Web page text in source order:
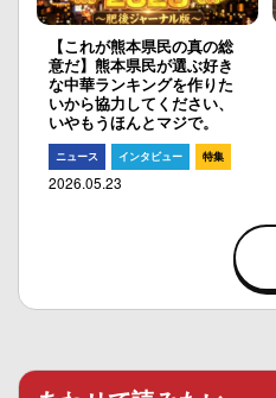
【これが熊本県民の真の総
意だ】熊本県民が選ぶ好き
な中華ランキングを作りた
いから協力してください、
いやもうほんとマジで。
ニュース インタビュー 特集
2026.05.23